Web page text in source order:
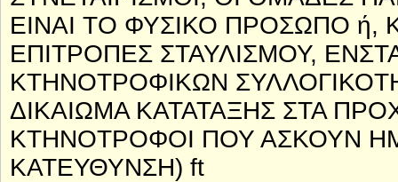
ΕΙΝΑΙ ΤΟ ΦΥΣΙΚΟ ΠΡΟΣΩΠΟ ή,
ΕΠΙΤΡΟΠΕΣ ΣΤΑΥΛΙΣΜΟΥ,
ΚΤΗΝΟΤΡΟΦΙΚΩΝ
ΔΙΚΑΙΩΜΑ ΚΑΤΑΤΑΞΗΣ ΣΤΑ
ΚΤΗΝΟΤΡΟΦΟΙ ΠΟΥ ΑΣΚΟΥΝ
ΚΑΤΕΥΘΥΝΣΗ) ft